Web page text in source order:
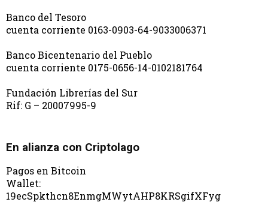
Banco del Tesoro
cuenta corriente 0163-0903-64-9033006371
Banco Bicentenario del Pueblo
cuenta corriente 0175-0656-14-0102181764
Fundación Librerías del Sur
Rif: G – 20007995-9
En alianza con Criptolago
Pagos en Bitcoin
Wallet:
19ecSpkthcn8EnmgMWytAHP8KRSgifXFyg